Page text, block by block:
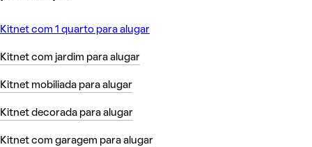
Kitnet com 1 quarto para alugar
Kitnet com jardim para alugar
Kitnet mobiliada para alugar
Kitnet decorada para alugar
Kitnet com garagem para alugar